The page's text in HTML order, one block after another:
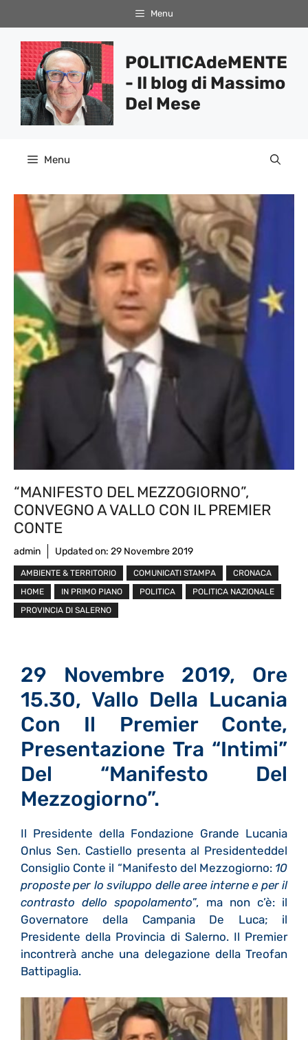
al
contenuto
Menu
POLITICAdeMENTE
- Il blog di Massimo
Del Mese
Menu
“MANIFESTO DEL MEZZOGIORNO”,
CONVEGNO A VALLO CON IL PREMIER
CONTE
admin Updated on: 29 Novembre 2019
AMBIENTE & TERRITORIO COMUNICATI STAMPA
CRONACA
HOME
IN PRIMO PIANO POLITICA
POLITICA NAZIONALE
PROVINCIA DI SALERNO
29 Novembre 2019, Ore
15.30, Vallo Della Lucania
Con Il Premier Conte,
Presentazione Tra “intimi”
Del “Manifesto Del
Mezzogiorno”.
Il Presidente della Fondazione Grande Lucania
Onlus Sen. Castiello presenta al Presidenteddel
Consiglio Conte il “Manifesto del Mezzogiorno: 10
proposte per lo sviluppo delle aree interne e per il
contrasto dello spopolamento”, ma non c’è: il
Governatore della Campania De Luca; il
Presidente della Provincia di Salerno. Il Premier
incontrerà anche una delegazione della Treofan
Battipaglia.